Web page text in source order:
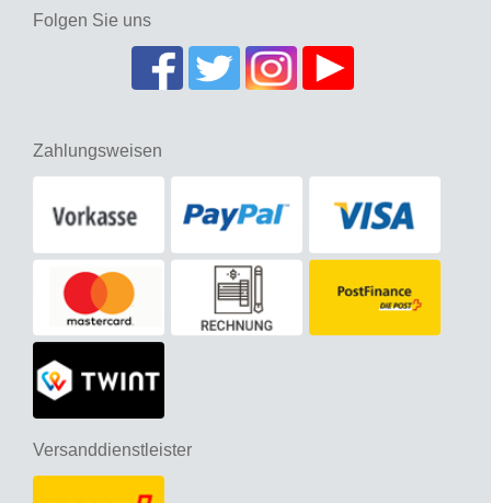
Folgen Sie uns
Zahlungsweisen
Versanddienstleister